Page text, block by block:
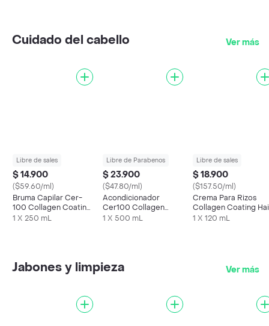
Cuidado del cabello Ver más
Libre de sales
$ 14.900
($59.60/ml)
Bruma Capilar Cer-
100 Collagen Coating
Hair A+ Muscle Spray
1 X 250 mL
Libre de Parabenos
$ 23.900
($47.80/ml)
Acondicionador
Cer100 Collagen
Coating Hair Muscle
1 X 500 mL
Libre de sales
$ 18.900
($157.50/ml)
Crema Para Rizos
Collagen Coating
A+ Muscle Curl
1 X 120 mL
Jabones y limpieza Ver más